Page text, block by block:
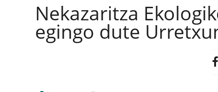
Nekazaritza
egingo dute